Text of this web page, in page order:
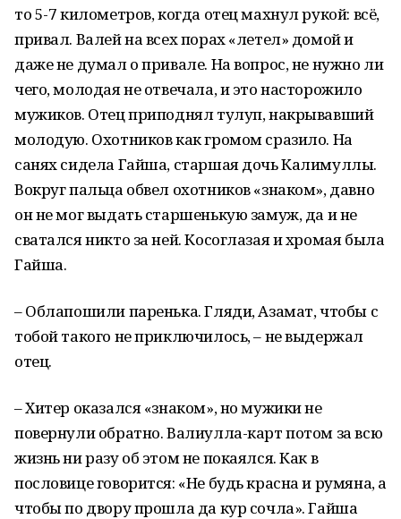
то 5-7 километров, когда отец махнул рукой: всё,
привал. Валей на всех порах «летел» домой и
даже не думал о привале. На вопрос, не нужно ли
чего, молодая не отвечала, и это насторожило
мужиков. Отец приподнял тулуп, накрывавший
молодую. Охотников как громом сразило. На
санях сидела Гайша, старшая дочь Калимуллы.
Вокруг пальца обвел охотников «знаком», давно
он не мог выдать старшенькую замуж, да и не
сватался никто за ней. Косоглазая и хромая была
Гайша.
– Облапошили паренька. Гляди, Азамат, чтобы с
тобой такого не приключилось, – не выдержал
отец.
– Хитер оказался «знаком», но мужики не
повернули обратно. Валиулла-карт потом за всю
жизнь ни разу об этом не покаялся. Как в
пословице говорится: «Не будь красна и румяна, а
чтобы по двору прошла да кур сочла». Гайша